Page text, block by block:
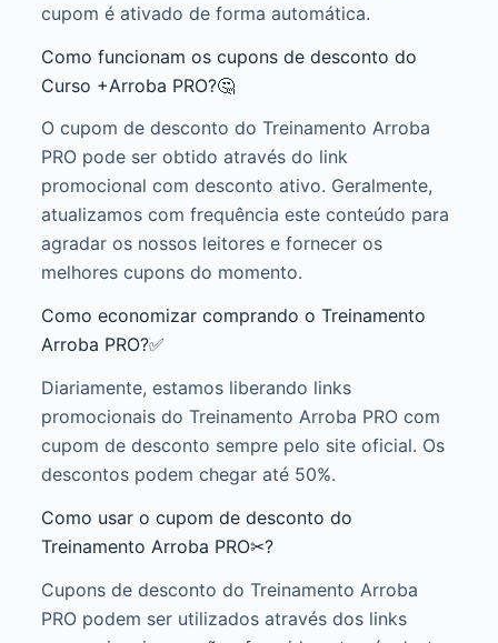
cupom é ativado de forma automática.
Como funcionam os cupons de desconto do
Curso +Arroba PRO?🤔
O cupom de desconto do Treinamento Arroba
PRO pode ser obtido através do link
promocional com desconto ativo. Geralmente,
atualizamos com frequência este conteúdo para
agradar os nossos leitores e fornecer os
melhores cupons do momento.
Como economizar comprando o Treinamento
Arroba PRO?✅
Diariamente, estamos liberando links
promocionais do Treinamento Arroba PRO com
cupom de desconto sempre pelo site oficial. Os
descontos podem chegar até 50%.
Como usar o cupom de desconto do
Treinamento Arroba PRO✂?
Cupons de desconto do Treinamento Arroba
PRO podem ser utilizados através dos links